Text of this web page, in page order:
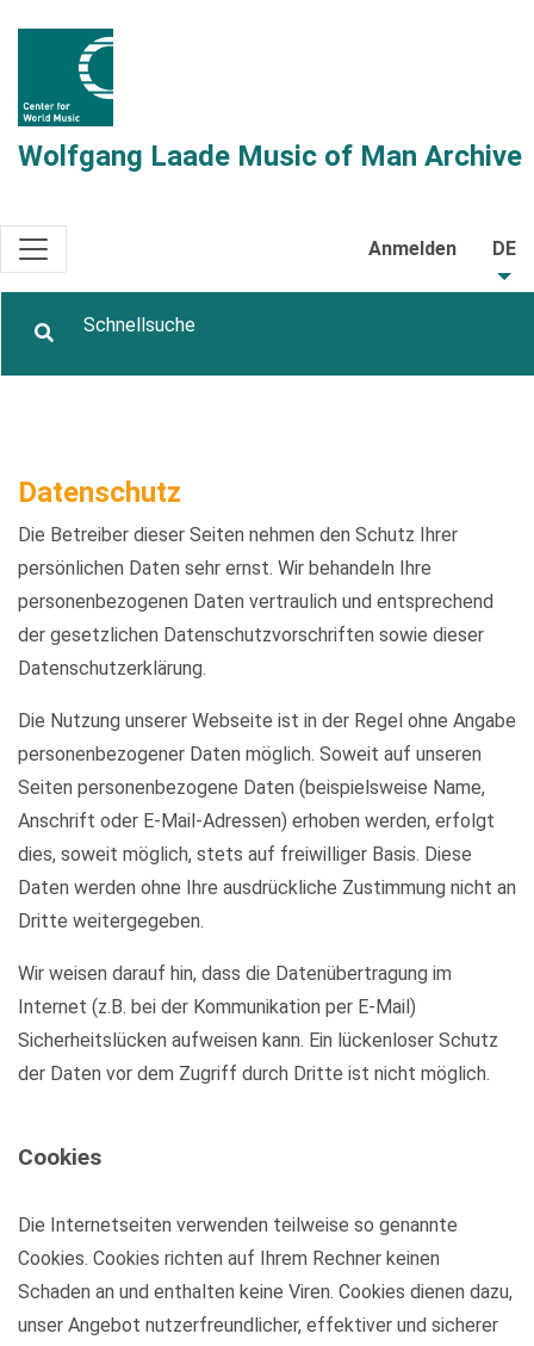
Wolfgang Laade Music of Man Archive
Anmelden DE
Datenschutz
Die Betreiber dieser Seiten nehmen den Schutz Ihrer
persönlichen Daten sehr ernst. Wir behandeln Ihre
personenbezogenen Daten vertraulich und entsprechend
der gesetzlichen Datenschutzvorschriften sowie dieser
Datenschutzerklärung.
Die Nutzung unserer Webseite ist in der Regel ohne Angabe
personenbezogener Daten möglich. Soweit auf unseren
Seiten personenbezogene Daten (beispielsweise Name,
Anschrift oder E-Mail-Adressen) erhoben werden, erfolgt
dies, soweit möglich, stets auf freiwilliger Basis. Diese
Daten werden ohne Ihre ausdrückliche Zustimmung nicht an
Dritte weitergegeben.
Wir weisen darauf hin, dass die Datenübertragung im
Internet (z.B. bei der Kommunikation per E-Mail)
Sicherheitslücken aufweisen kann. Ein lückenloser Schutz
der Daten vor dem Zugriff durch Dritte ist nicht möglich.
Cookies
Die Internetseiten verwenden teilweise so genannte
Cookies. Cookies richten auf Ihrem Rechner keinen
Schaden an und enthalten keine Viren. Cookies dienen dazu,
unser Angebot nutzerfreundlicher, effektiver und sicherer